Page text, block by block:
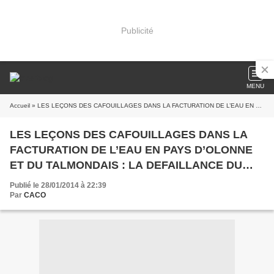
Publicité
MENU
Accueil » LES LEÇONS DES CAFOUILLAGES DANS LA FACTURATION DE L’EAU EN PAYS D’OLONNE ET DU TALMONDAIS : LA DEFAILLANCE DU SERVICE PUBLIC ET UN MODE DE GESTION A REVOIR
LES LEÇONS DES CAFOUILLAGES DANS LA
FACTURATION DE L’EAU EN PAYS D’OLONNE
ET DU TALMONDAIS : LA DEFAILLANCE DU
SERVICE PUBLIC ET UN MODE DE GESTION A
REVOIR
Publié le 28/01/2014 à 22:39
Par CACO